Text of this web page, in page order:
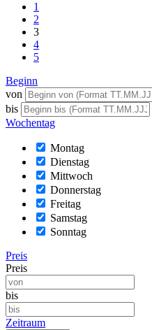
1
2
3
4
5
Beginn
von
bis
Wochentag
Montag
Dienstag
Mittwoch
Donnerstag
Freitag
Samstag
Sonntag
Preis
Preis
bis
Zeitraum